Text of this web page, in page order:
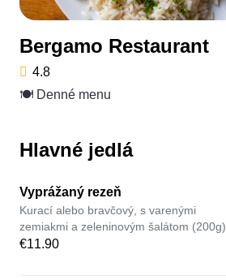
Bergamo Restaurant
4.8
🍽️ Denné menu
Hlavné jedlá
Vyprážaný rezeň
Kurací alebo bravčový, s varenými
zemiakmi a zeleninovým šalátom (200g)
€11.90